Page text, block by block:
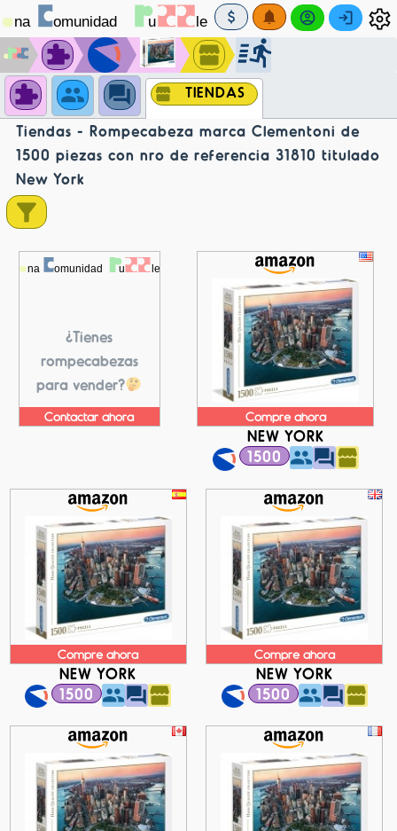
TIENDAS
Tiendas - Rompecabeza marca Clementoni de
1500 piezas con nro de referencia 31810 titulado
New York
¿Tienes
rompecabezas
para vender?
Contactar ahora Compre ahora
NEW YORK
1500
Compre ahora
NEW YORK
1500
Compre ahora
NEW YORK
1500